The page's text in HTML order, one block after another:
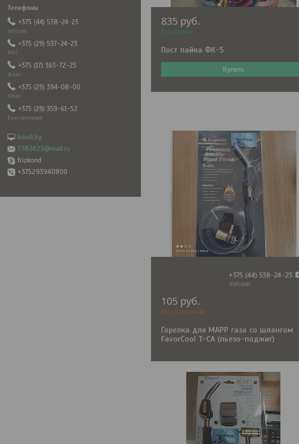
835 руб.
В наличии
Пост пайка ФК-5
Купить
+375 (44) 538-24-23
Velcom
105 руб.
Нет в наличии
Горелка для MAPP газа со шлангом
FavorCool T-CA (пьезо-поджиг)
+375 (44) 538-24-23
Velcom
+375 (29) 537-24-23
МТС
+375 (17) 363-72-25
факс
+375 (29) 394-08-00
Viber
+375 (29) 359-61-52
Бухгалтерия
kondi.by
5382423@mail.ru
frizkond
+375293940800